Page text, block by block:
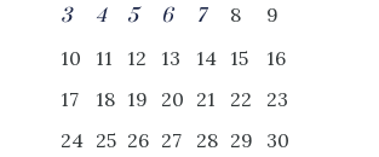
3
4 5 6 7 8
9
10
11 12 13 14 15
16
17
18 19 20 21 22
23
24 25 26 27 28 29
30